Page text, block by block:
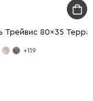
Трейвис 80x35
+119